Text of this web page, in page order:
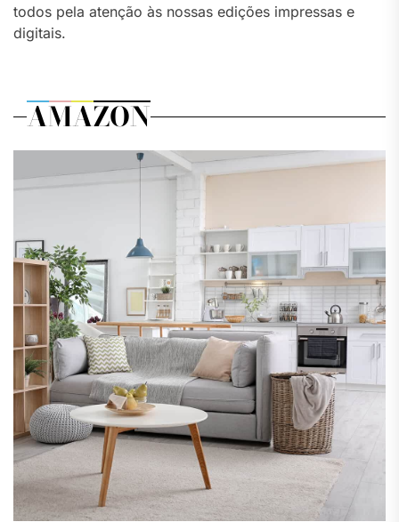
todos pela atenção às nossas edições impressas e
digitais.
AMAZON